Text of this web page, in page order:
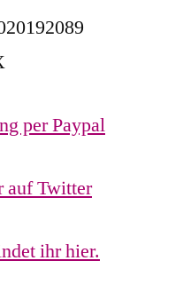
per Paypal
auf Twitter
ihr hier.